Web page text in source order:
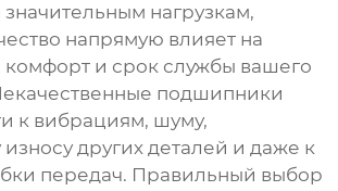
нагрузкам,
напрямую влияет на
комфорт и срок службы вашего
подшипники
к вибрациям, шуму,
других деталей и даже к
передач. Правильный выбор